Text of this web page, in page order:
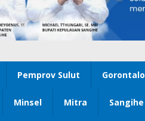
Pemprov Sulut Gorontalo
Minsel Mitra Sangihe